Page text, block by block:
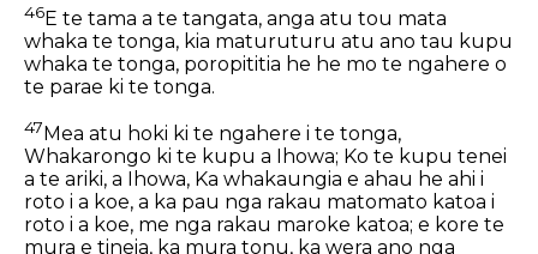
46E te tama a te tangata, anga atu tou mata
whaka te tonga, kia maturuturu atu ano tau kupu
whaka te tonga, poropititia he he mo te ngahere o
te parae ki te tonga.
47 Mea atu hoki ki te ngahere i te tonga,
Whakarongo ki te kupu a Ihowa; Ko te kupu tenei
a te ariki, a Ihowa, Ka whakaungia e ahau he ahi i
roto i a koe, a ka pau nga rakau matomato katoa i
roto i a koe, me nga rakau maroke katoa; e kore te
mura e tineia, ka mura tonu, ka wera ano nga